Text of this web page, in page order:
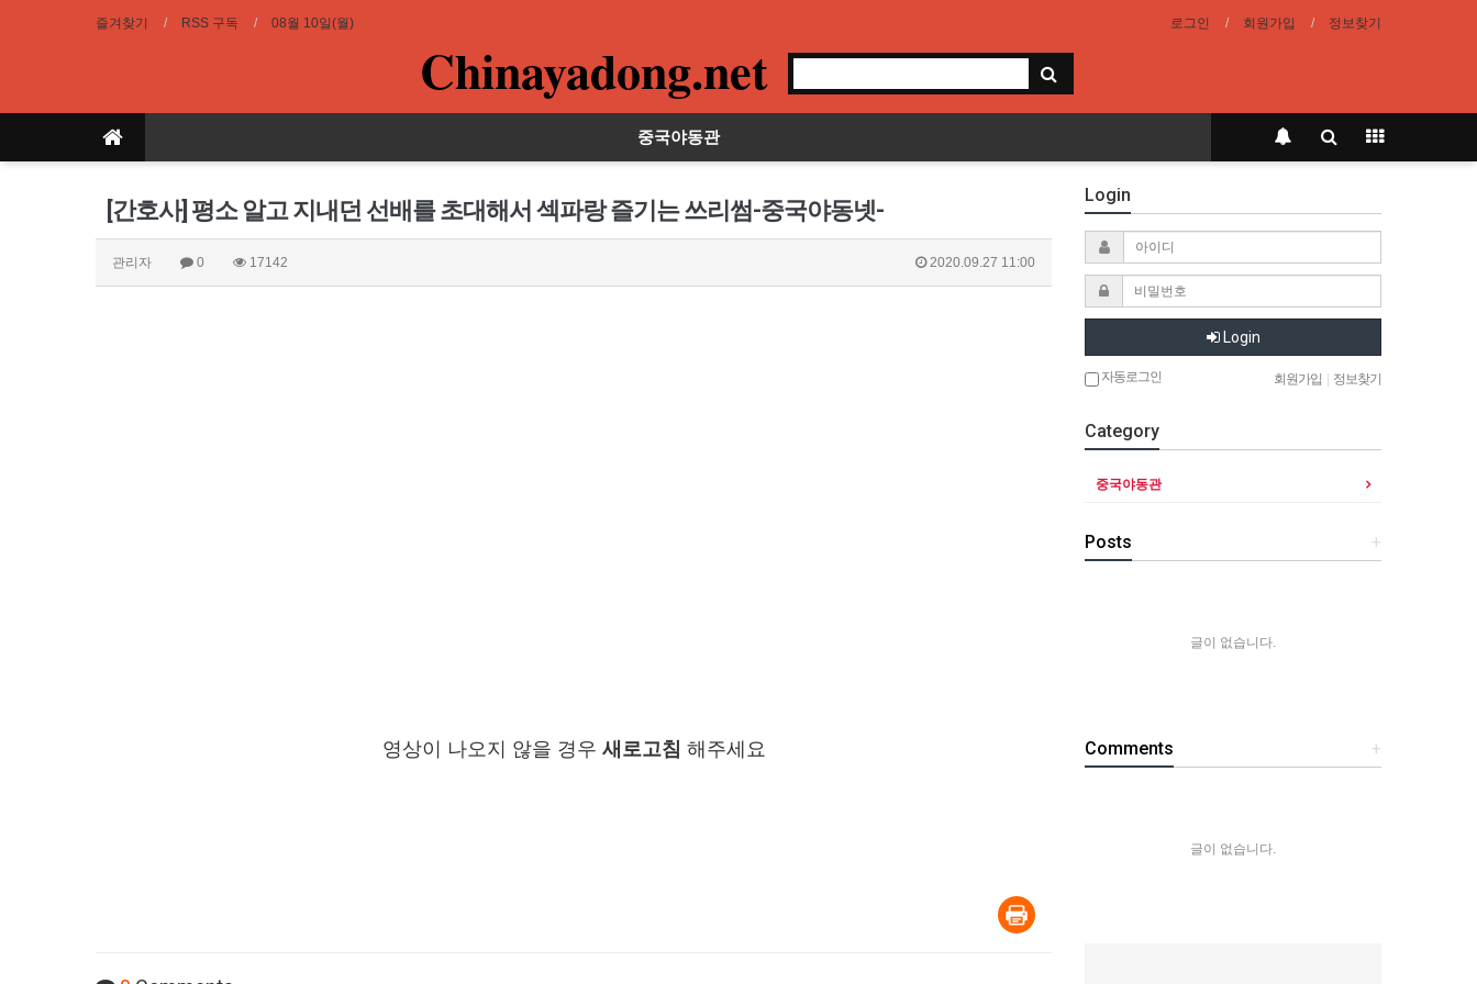
즐겨찾기 RSS 구독 08월 10일(월) 로그인 회원가입 정보찾기
Chinayadong.net
중국야동관
[간호사] 평소 알고 지내던 선배를 초대해서 섹파랑 즐기는 쓰리썸-중국야동넷-
관리자 0 17142 2020.09.27 11:00
영상이 나오지 않을 경우 새로고침 해주세요
Login
Login
자동로그인 회원가입 정보찾기
Category
중국야동관
+
Posts
글이 없습니다.
+
Comments
글이 없습니다.